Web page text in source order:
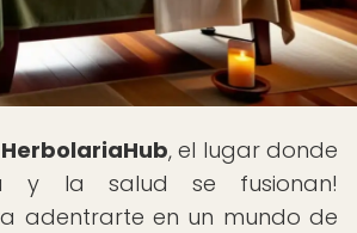
HerbolariaHub, el lugar donde
y la salud se fusionan!
adentrarte en un mundo de